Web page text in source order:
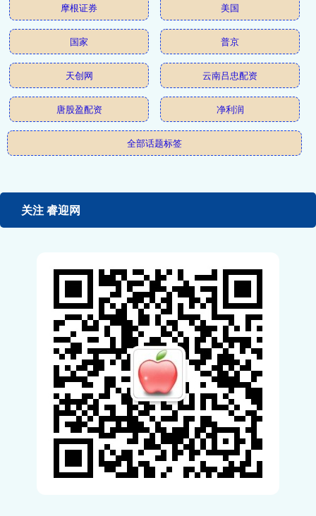
摩根证券 美国
国家 普京
天创网 云南吕忠配资
唐股盈配资 净利润
全部话题标签
关注 睿迎网